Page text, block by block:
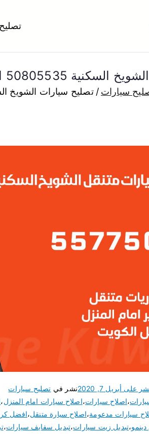
بنشر متنقل الكويت
متنقل الكويت كهرباء وبنشر تبديل
اخصائي تصليح سيارات الكويت
سيارات تصليح سيارات الشويخ السكنية 50805535 اخصائي تصليح
على أبريل 7, 2020 نشر في تصليح سيارات
،اصلاح سيارات،اصلاح سيارات امام المنزل،
سيارات مدعومة،اصلاح سيارة متنقل،افضل
دينمو،تبديل زيت سيارات،تبديل سفايف سيارات،